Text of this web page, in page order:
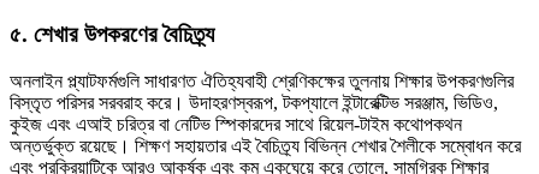
৫. শেখার উপকরণের বৈচিত্র্য
অনলাইন প্ল্যাটফর্মগুলি সাধারণত ঐতিহ্যবাহী শ্রেণিকক্ষের তুলনায় শিক্ষার উপকরণগুলির
বিস্তৃত পরিসর সরবরাহ করে। উদাহরণস্বরূপ, টকপ্যালে ইন্টারেক্টিভ সরঞ্জাম, ভিডিও,
কুইজ এবং এআই চরিত্র বা নেটিভ স্পিকারদের সাথে রিয়েল-টাইম কথোপকথন
অন্তর্ভুক্ত রয়েছে। শিক্ষণ সহায়তার এই বৈচিত্র্য বিভিন্ন শেখার শৈলীকে সম্বোধন করে
এবং প্রক্রিয়াটিকে আরও আকর্ষক এবং কম একঘেয়ে করে তোলে, সামগ্রিক শিক্ষার